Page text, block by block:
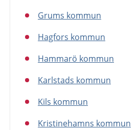
Grums kommun
Hagfors kommun
Hammarö kommun
Karlstads kommun
Kils kommun
Kristinehamns kommun